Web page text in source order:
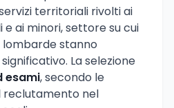
territoriali rivolti ai
ai minori, settore su cui
lombarde stanno
La selezione
esami, secondo le
reclutamento nel